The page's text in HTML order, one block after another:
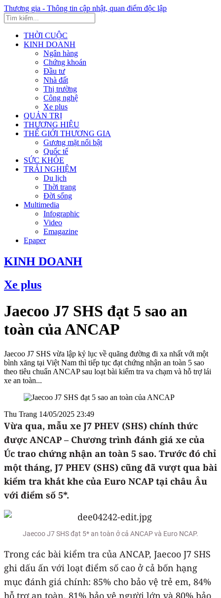
Thương gia - Thông tin cập nhật, quan điểm độc lập
THỜI CUỘC
KINH DOANH
Ngân hàng
Chứng khoán
Đầu tư
Nhà đất
Thị trường
Công nghệ
Xe plus
QUẢN TRỊ
THƯƠNG HIỆU
THẾ GIỚI THƯƠNG GIA
Gương mặt nổi bật
Quốc tế
SỨC KHỎE
TRẢI NGHIỆM
Du lịch
Thời trang
Đời sống
Multimedia
Infographic
Video
Emagazine
Epaper
KINH DOANH
Xe plus
Jaecoo J7 SHS đạt 5 sao an
toàn của ANCAP
Jaecoo J7 SHS vừa lập kỷ lục về quãng đường đi xa nhất với một
bình xăng tại Việt Nam thì tiếp tục đạt chứng nhận an toàn 5 sao
theo tiêu chuẩn ANCAP sau loạt bài kiểm tra va chạm và hỗ trợ lái
xe an toàn...
Thu Trang 14/05/2025 23:49
Vừa qua, mẫu xe J7 PHEV (SHS) chính thức
được ANCAP – Chương trình đánh giá xe của
Úc trao chứng nhận an toàn 5 sao. Trước đó chỉ
một tháng, J7 PHEV (SHS) cũng đã vượt qua bài
kiểm tra khắt khe của Euro NCAP tại châu Âu
với điểm số 5*.
Jaecoo J7 SHS đạt 5* an toàn ở cả ANCAP và Euro NCAP.
Trong các bài kiểm tra của ANCAP, Jaecoo J7 SHS
ghi dấu ấn với loạt điểm số cao ở cả bốn hạng
mục đánh giá chính: 85% cho bảo vệ trẻ em, 84%
hỗ trợ an toàn, 81% bảo vệ người lớn và 80% bảo